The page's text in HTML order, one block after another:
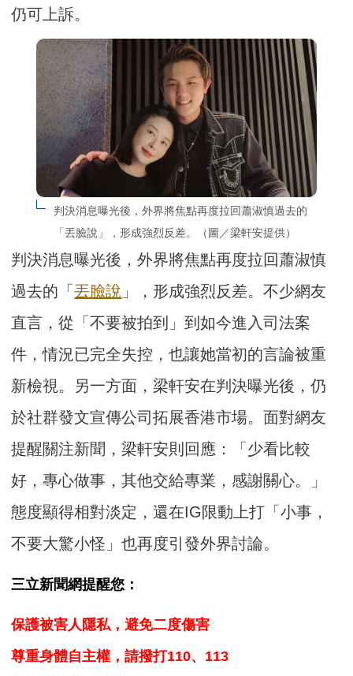
仍可上訴。
判決消息曝光後，外界將焦點再度拉回蕭淑慎過去的
「丟臉說」，形成強烈反差。（圖／梁軒安提供）
判決消息曝光後，外界將焦點再度拉回蕭淑慎
過去的「丟臉說 」，形成強烈反差。不少網友
直言，從「不要被拍到」到如今進入司法案
件，情況已完全失控，也讓她當初的言論被重
新檢視。另一方面，梁軒安在判決曝光後，仍
於社群發文宣傳公司拓展香港市場。面對網友
提醒關注新聞，梁軒安則回應：「少看比較
好，專心做事，其他交給專業，感謝關心。」
態度顯得相對淡定，還在IG限動上打「小事，
不要大驚小怪」也再度引發外界討論。
三立新聞網提醒您：
保護被害人隱私，避免二度傷害
尊重身體自主權，請撥打110、113